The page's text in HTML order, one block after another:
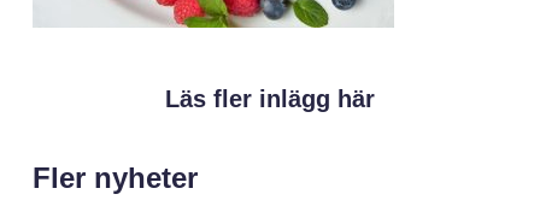
Läs fler inlägg här
Fler nyheter